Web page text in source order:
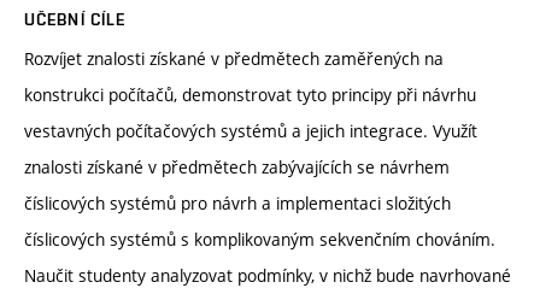
UČEBNÍ CÍLE
Rozvíjet znalosti získané v předmětech zaměřených na
konstrukci počítačů, demonstrovat tyto principy při návrhu
vestavných počítačových systémů a jejich integrace. Využít
znalosti získané v předmětech zabývajících se návrhem
číslicových systémů pro návrh a implementaci složitých
číslicových systémů s komplikovaným sekvenčním chováním.
Naučit studenty analyzovat podmínky, v nichž bude navrhované